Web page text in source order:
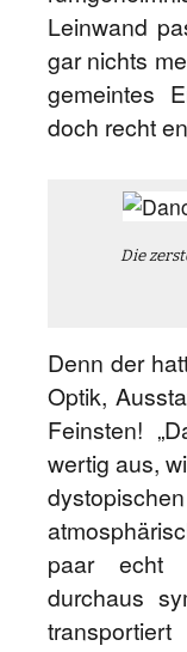
Leinwand
gar nichts
gemeintes
doch recht
Die
Denn der
Optik,
Feinsten!
wertig aus,
paar echt
durchaus